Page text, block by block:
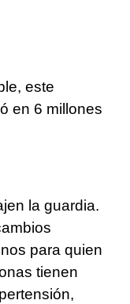
este
en 6 millones
la guardia.
para quien
tienen